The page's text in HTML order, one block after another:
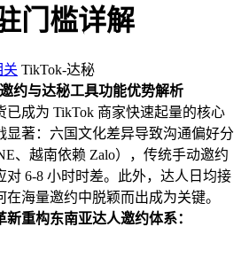
门槛详解
关 TikTok-达秘
约与达秘工具功能优势解析
已成为 TikTok 商家快速起量的核心
显著：六国文化差异导致沟通偏好分
、越南依赖 Zalo），传统手动邀约
对 6-8 小时时差。此外，达人日均接
海量邀约中脱颖而出成为关键。
重构东南亚达人邀约体系：